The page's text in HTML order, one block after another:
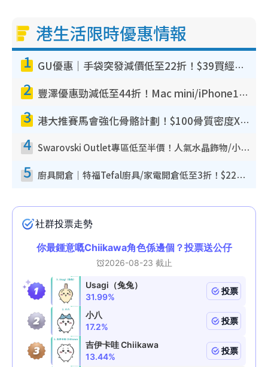
港生活限時優惠情報
1 GU優惠｜手袋突發減價低至22折！$39買經典波士頓包/餃子袋！飾物同步減價$29起！
2 豐澤優惠勁減低至44折！Mac mini/iPhone17Pro大減價！廚房家電$220起
3 港大推賽馬會強化骨骼計劃！$100骨質密度X光檢查 完成免費運動訓練送超市禮券！附參加資格
4 Swarovski Outlet專區低至半價！人氣水晶飾物/小擺設$138起！迪士尼款/水晶高跟鞋都有平
5 廚具開倉｜特福Tefal廚具/家電開倉低至3折！$220起買平底鍋/炒鑊/湯煲！電飯煲/吸塵機/燙斗$418起